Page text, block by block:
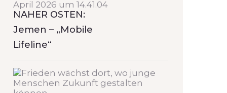
NAHER OSTEN:
Jemen – „Mobile
Lifeline“